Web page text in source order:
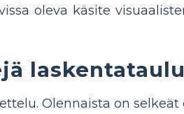
oleva käsite
Olennaista on